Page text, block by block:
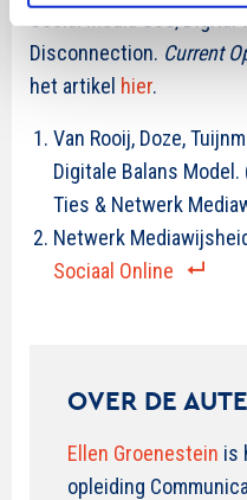
Disconnection. Current
het artikel hier.
Van Rooij, Doze,
Digitale Balans
Ties & Netwerk
Netwerk
Sociaal Online
OVER DE
Ellen Groenestein is
opleiding